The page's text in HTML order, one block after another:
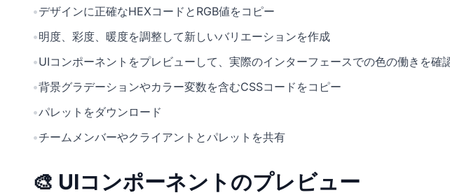
•デザインに正確なHEXコードとRGB値をコピー
•明度、彩度、暖度を調整して新しいバリエーションを作成
•UIコンポーネントをプレビューして、実際のインターフェースでの色の働きを確
•背景グラデーションやカラー変数を含むCSSコードをコピー
•パレットをダウンロード
•チームメンバーやクライアントとパレットを共有
🎨 UIコンポーネントのプレビュー